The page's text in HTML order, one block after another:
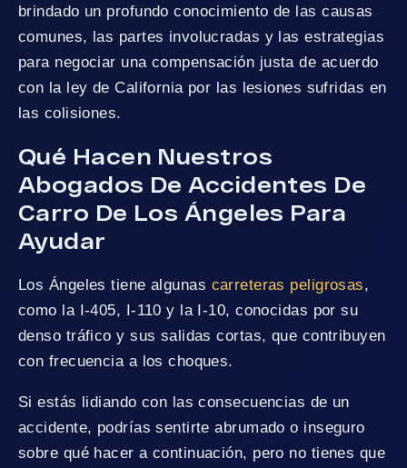
brindado un profundo conocimiento de las causas
comunes, las partes involucradas y las estrategias
para negociar una compensación justa de acuerdo
con la ley de California por las lesiones sufridas en
las colisiones.
Qué Hacen Nuestros
Abogados De Accidentes De
Carro De Los Ángeles Para
Ayudar
Los Ángeles tiene algunas carreteras peligrosas,
como la I-405, I-110 y la I-10, conocidas por su
denso tráfico y sus salidas cortas, que contribuyen
con frecuencia a los choques.
Si estás lidiando con las consecuencias de un
accidente, podrías sentirte abrumado o inseguro
sobre qué hacer a continuación, pero no tienes que